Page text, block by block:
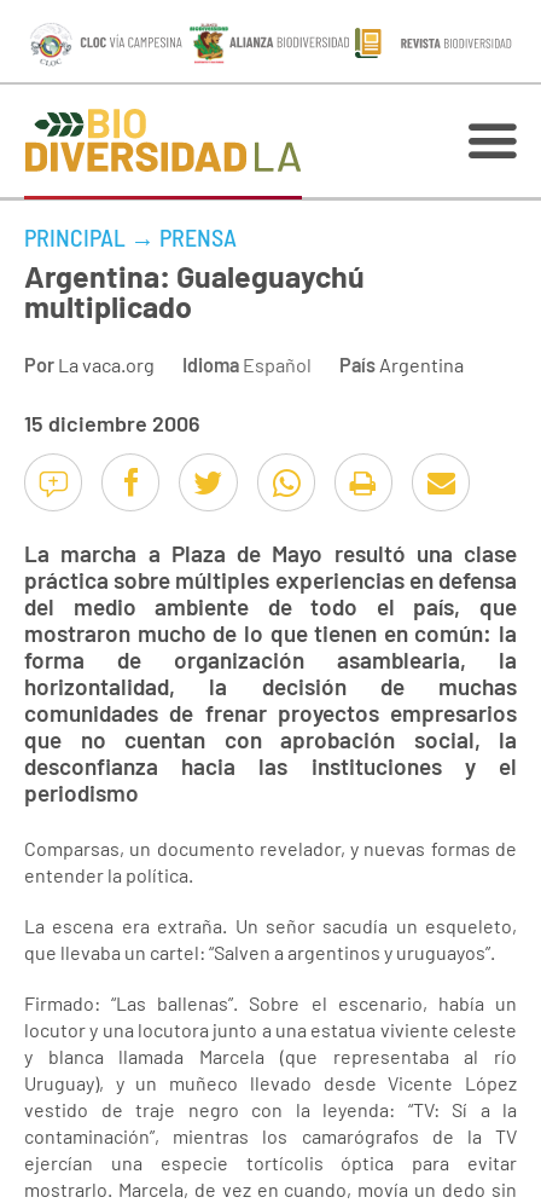
PRINCIPAL → PRENSA
Argentina: Gualeguaychú
multiplicado
Por La vaca.org Idioma Español País Argentina
15 diciembre 2006
La marcha a Plaza de Mayo resultó una clase
práctica sobre múltiples experiencias en defensa
del medio ambiente de todo el país, que
mostraron mucho de lo que tienen en común: la
forma de organización asamblearia, la
horizontalidad, la decisión de muchas
comunidades de frenar proyectos empresarios
que no cuentan con aprobación social, la
desconfianza hacia las instituciones y el
periodismo
Comparsas, un documento revelador, y nuevas formas de
entender la política.
La escena era extraña. Un señor sacudía un esqueleto,
que llevaba un cartel: “Salven a argentinos y uruguayos”.
Firmado: “Las ballenas”. Sobre el escenario, había un
locutor y una locutora junto a una estatua viviente celeste
y blanca llamada Marcela (que representaba al río
Uruguay), y un muñeco llevado desde Vicente López
vestido de traje negro con la leyenda: “TV: Sí a la
contaminación”, mientras los camarógrafos de la TV
ejercían una especie tortícolis óptica para evitar
mostrarlo. Marcela, de vez en cuando, movía un dedo sin